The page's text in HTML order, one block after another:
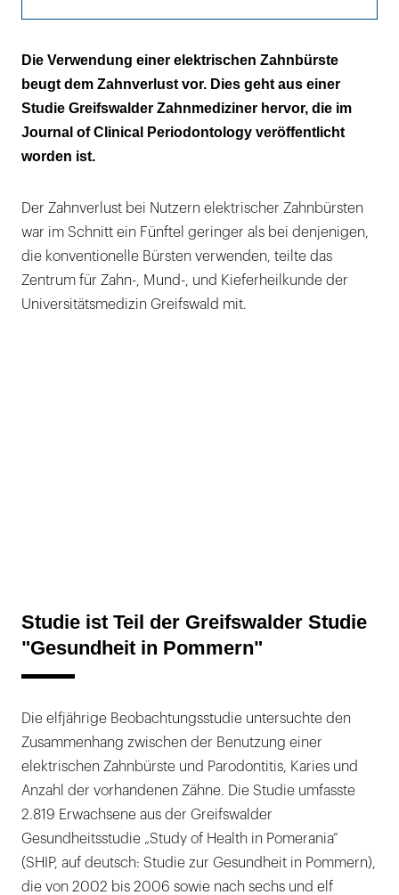
Studie ist Teil der Greifswalder Studie
"Gesundheit in Pommern"
Ein Fünftel weniger Zahnverlust
"Menschen mit guter Mundgesundheit
Zahnbürste"
Elektrische Zahnbürsten auch für
Plaquekontrolle bei älteren Menschen mit
verringerter Feinmotorik geeignet
Die Verwendung einer elektrischen Zahnbürste
beugt dem Zahnverlust vor. Dies geht aus einer
Studie Greifswalder Zahnmediziner hervor, die im
Journal of Clinical Periodontology veröffentlicht
worden ist.
Der Zahnverlust bei Nutzern elektrischer Zahnbürsten
war im Schnitt ein Fünftel geringer als bei denjenigen,
die konventionelle Bürsten verwenden, teilte das
Zentrum für Zahn-, Mund-, und Kieferheilkunde der
Universitätsmedizin Greifswald mit.
Studie ist Teil der Greifswalder Studie
"Gesundheit in Pommern"
Die elfjährige Beobachtungsstudie untersuchte den
Zusammenhang zwischen der Benutzung einer
elektrischen Zahnbürste und Parodontitis, Karies und
Anzahl der vorhandenen Zähne. Die Studie umfasste
2.819 Erwachsene aus der Greifswalder
Gesundheitsstudie „Study of Health in Pomerania“
(SHIP, auf deutsch: Studie zur Gesundheit in Pommern),
die von 2002 bis 2006 sowie nach sechs und elf